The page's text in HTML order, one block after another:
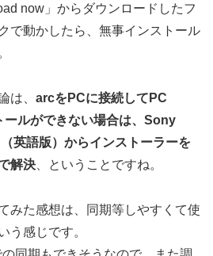
now」からダウンロードしたフ
で動かしたら、無事インストール
は、 arcをPCに接続してPC
ルができない場合は、Sony
英語版）からインストーラーを
解決 、ということですね。
みた感想は、同期等しやすくて使
う感じです。